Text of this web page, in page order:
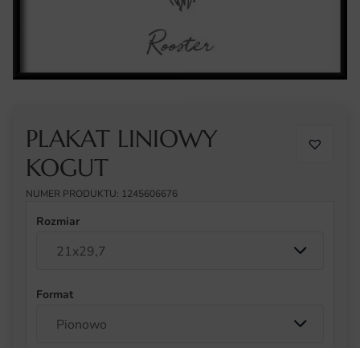
PLAKAT LINIOWY
KOGUT
NUMER PRODUKTU: 1245606676
Rozmiar
Format